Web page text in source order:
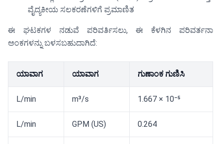
ವೈದ್ಯಕೀಯ ಸಲಕರಣೆಗಳಿಗೆ ಪ್ರಮಾಣಿತ
ಈ ಘಟಕಗಳ ನಡುವೆ ಪರಿವರ್ತಿಸಲು, ಈ ಕೆಳಗಿನ ಪರಿವರ್ತನಾ
ಅಂಕಗಳನ್ನು ಬಳಸಬಹುದಾಗಿದೆ:
ಯಾವಾಗ ಯಾವಾಗ ಗುಣಾಂಕ ಗುಣಿಸಿ
L/min m³/s 1.667 × 10⁻⁵
L/min GPM (US) 0.264